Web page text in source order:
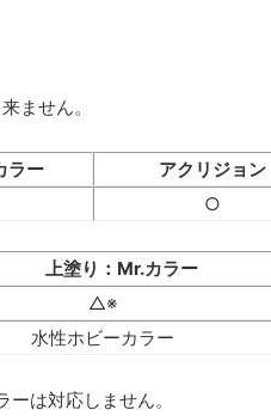
ません。
ラー アクリジョン
○
上塗り：Mr.カラー
△※
水性ホビーカラー
は対応しません。